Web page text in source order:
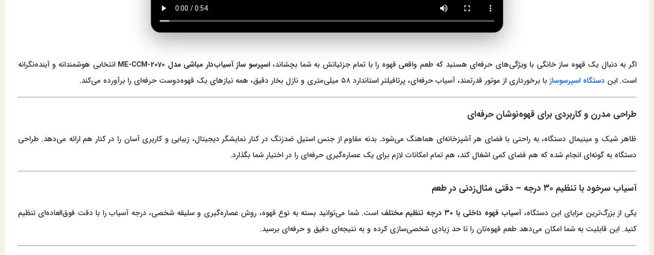
اگر به دنبال یک قهوه ساز خانگی با ویژگی‌های حرفه‌ای هستید که طعم واقعی قهوه را با تمام جزئیاتش به شما بچشاند،اسپرسو ساز آسیاب‌دار مباشی مدل ME-CCM-2070
انتخابی هوشمندانه و آینده‌نگرانه
است. این دستگاه اسپرسوساز با برخورداری از موتور قدرتمند، آسیاب حرفه‌ای، پرتافیلتر استاندارد ۵۸ میلی‌متری و نازل بخار دقیق، همه نیازهای یک قهوه‌دوست حرفه‌ای را برآورده می‌کند.
طراحی مدرن و کاربردی برای قهوه‌نوشان حرفه‌ای
ظاهر شیک و مینیمال دستگاه، به راحتی با فضای هر آشپزخانه‌ای هماهنگ می‌شود. بدنه مقاوم از جنس استیل ضدزنگ در کنار نمایشگر دیجیتال، زیبایی و کاربری آسان را در کنار هم ارائه می‌دهد. طراحی
دستگاه به گونه‌ای انجام شده که هم فضای کمی اشغال کند، هم تمام امکانات لازم برای یک عصاره‌گیری حرفه‌ای را در اختیار شما بگذارد.
آسیاب سرخود با تنظیم ۳۰ درجه – دقتی مثال‌زدنی در طعم
یکی از بزرگ‌ترین مزایای این دستگاه، آسیاب قهوه داخلی با ۳۰ درجه تنظیم مختلف
است. شما می‌توانید بسته به نوع قهوه، روش عصاره‌گیری و سلیقه شخصی، درجه آسیاب را با دقت فوق‌العاده‌ای تنظیم
کنید. این قابلیت به شما امکان می‌دهد طعم قهوه‌تان را تا حد زیادی شخصی‌سازی کرده و به نتیجه‌ای دقیق و حرفه‌ای برسید.